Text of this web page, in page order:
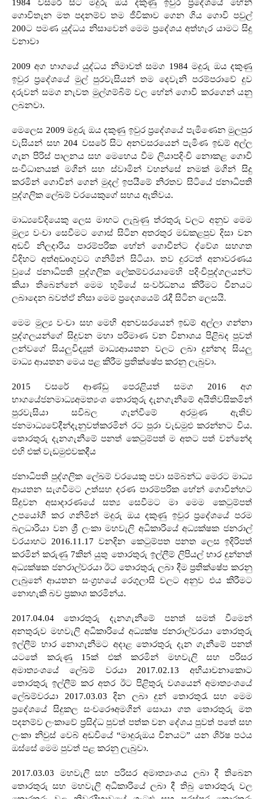
1984වසරේ සිට මදුරු ඔය දකුණු ඉවුර ප්‍රදේශයේ හේන්
ගොවිතැන මත පදනම්ව තම ජීවිකාව ගෙන ගිය ගොවි පවුල්
200ට පමණ යුද්ධය නිසාවෙන් මෙම ප්‍රදේශය අත්හැර යාමට සිදු
වනාවා
2009අග භාගයේ යුද්ධය නිමාවත් සමග 1984මදුරු ඔය දකුණු
ඉවුර ප්‍රදේශයේ මුල් පුරවැසියන් තම දෙවැනි පරම්පරාවේ දුව
දරුවන් සමග නැවත මුල්ගම්බිම් වල හේන් ගොවි කරගෙන් යනු
ලබනවා.
මෙලෙස 2009 මදුරු ඔය දකුණු ඉවුර ප්‍රදේශයේ පැමිණෙන මුලපුර
වැසියන් සහ 204 වසරේ සිට අනවසරයෙන් පැමිණ ඉඩම් අල්ල
ගැන පිරිස් පාලනය සහ මෙහෙය වීම ලියාපදිංචි නොකළ ගොවි
සංවිධානයක් මගින් සහ ස්වාමින් වහන්සේ නමක් මගින් සිදු
කරමින් ගොවින් ගෙන් මුදල් ඉපයීමේ නිරතව සිටියේ ජනාධිපති
පුද්ගලික ලේඛම් වරයෙකුගේ සහය ඇතිවය.
මාධ්‍යවේදියෙකු ලෙස මාහට ලැබුණු ත්රතුරු වලට අනුව මෙම
මුල්‍ය වංචා සෙවීමට ගොස් සිටින අතරතුර මඩකළපුව දිසා වන
අඩවි නිලදාරිය පාරම්පරික හේන් ගොවීන්ට ද්වේශ සහගත
විදිහට අත්අඩoගුවට ගනිමින් සිටියා. තව දුරටත් අනාවරණය
වුයේ ජනාධිපති පුද්ගලික ලේකම්වරයාමෙහි පදිංචිපුද්ගලයන්ට
කියා තිබෙන්නේ මෙම භුමියේ සංවර්ධනය කිරීමට චීනයට
ලබාදෙන බවත්ඒ නිසා මෙම ප්‍රදෙශයෙම් රැදී සිටින ලෙසයි.
මෙම මුල්‍ය වංචා සහ මෙහි අනවසරයෙන් ඉඩම් අල්ලා ගන්නා
පුද්ගලයන්ගේ සිදුවන මහා පරිමාණ වන විනාශය පිළිබද පුවත්
ලන්වගේ සියලුවිද්‍යුත් මාධ්‍යආයතන වලට ලබා දුන්නද සියලු
මාධ්‍ය ආයතන මෙය පළ කිරීම ප්‍රතික්ෂේප කරනු ලැබුවා.
2015 වසරේ ආණ්ඩු පෙරළියත් සමග 2016 අග
භාගයේජනමාධ්‍යඅමත්‍යංශ තොරතුරු දැනගැනීමේ අයිතිවසිකමින්
පුරවැසියා සවිබල ගැන්වීමේ අරමුණ ඇතිව
ජනමාධ්‍යවේදීන්දැනුවත්කරමින් රට පුරා වැඩමුළු කරන්නට විය.
තොරතුරු දැනගැනීමේ පනත් කෙටුම්පත් ම අතට පත් වන්නේද
එහි එක් වැඩමුළුවකදීය
ජනාධිපති පුද්ගලික ලේඛම් වරයෙකු පවා සම්බන්ධ මෙරට මාධ්‍ය
ආයතන සැගවීමට උත්සහ දරණ පාරම්පරික හේන් ගොවින්හට
සිදුවන අසාදාරණයේ සත්‍ය සෙවීමට මා මෙම කෙටුම්පත්
උපයෝගී කර ගනිමින් මදුරු ඔය දකුණු ඉවුර ප්‍රදේශයේ පරම
බලධාරියා වන ශ්‍රී ලංකා මහවැලි අධිකාරියේ අධ්‍යක්ෂක ජනරාල්
වරයාහට 2016.11.17වනදින කෙටුම්පත පනත ලෙස ඉදිරිපත්
කරමින් කරුණු 7කින් යුතු තොරතුරු ඉල්ලීම් ලිපියල් භාර දුන්නත්
අධ්‍යක්ෂක ජනරාල්වරයා ඊට තොරතුරු ලබා දීම ප්‍රතික්ෂේප කරනු
ලැබුනේ ආයතන සංග්‍රහයේ රෙගුලාසි වලට අනුව එය කිරීමට
නොහැකි බව ප්‍රකාශ කරමින්ය.
2017.04.04තොරතුරු දැනගැනීමේ පනත් සමත් වීමෙන්
අනතුරුව මහවැලි අධිකාරියේ අධ්‍යක්ෂ ජනරාල්වරයා තොරතුරු
ඉල්ලීම් භාර නොගැනීමට අදාළ තොරතුරු දැන ගැනීමේ පනත්
යටතේ කරුණු 15ක් එක් කරමින් මහවැලි සහ පරිසර
අමාත්‍යංශයේ ලේඛම් වරයා 2017.02.13 අභියාචනාකොට
තොරතුරු ඉල්ලීම් කර අතර ඊට පිළිතුරු වශයෙන් අමාත්‍යංශයේ
ලේඛම්වරයා 2017.03.03දින ලබා දුන් තොරතුරැ සහ මෙම
ප්‍රදේශයේ සිදුකල සංචරෞඅමගින් සොයා ගත තොරතුරු මත
පදනම්ව ලංකාවේ ප්‍රසිද්ධ පුවත් පත්ක වන දේශය පුවත් පතේ සහ
ලංකා නිවුස් වෙබ් අඩවියේ “මාදුරුඔය චීනයට” යන ශිර්ෂ පථය
ඔස්සේ මෙම පුවත් පළ කරනු ලැබුවා.
2017.03.03 මහවැලි සහ පරිසර අමාත්‍යාංශය ලබා දී තිබෙන
තොරතුරු සහ මහවැලි අධිකාරියේ ලබා දී තිබු තොරතුරු වල